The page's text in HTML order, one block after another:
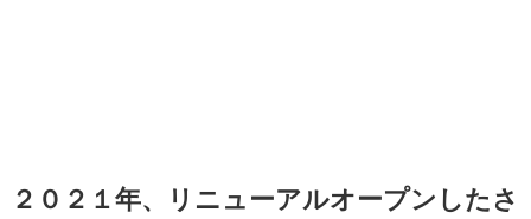
２０２１年、リニューアルオープンしたさ